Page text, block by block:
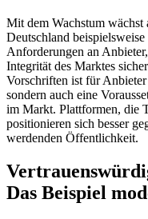
Mit dem Wachstum
Deutschland
Anforderungen an
Integrität des Marktes
Vorschriften ist für
sondern auch eine
im Markt. Plattformen, die
positionieren sich besser
werdenden Öffentlichkeit.
Das Beispiel